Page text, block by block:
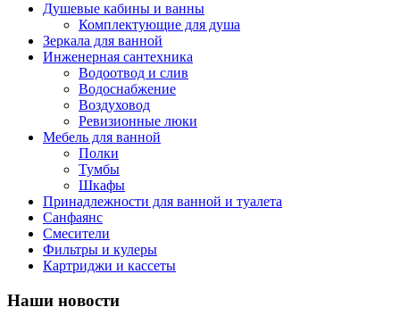
Душевые кабины и ванны
Комплектующие для душа
Зеркала для ванной
Инженерная сантехника
Водоотвод и слив
Водоснабжение
Воздуховод
Ревизионные люки
Мебель для ванной
Полки
Тумбы
Шкафы
Принадлежности для ванной и туалета
Санфаянс
Смесители
Фильтры и кулеры
Картриджи и кассеты
Наши новости